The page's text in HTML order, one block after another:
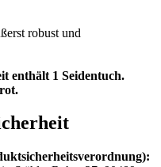
robust und
enthält 1 Seidentuch.